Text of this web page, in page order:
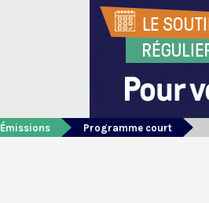
Émissions Programme court